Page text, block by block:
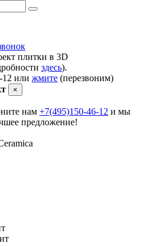
плитки в 3D
здесь).
12 или жмите (перезвоним)
×
нам +7(495)150-46-12 и мы
предложение!